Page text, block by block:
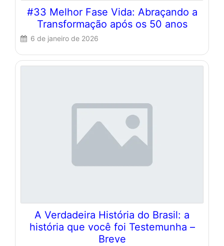
#33 Melhor Fase Vida: Abraçando a
Transformação após os 50 anos
6 de janeiro de 2026
A Verdadeira História do Brasil: a
história que você foi Testemunha –
Breve